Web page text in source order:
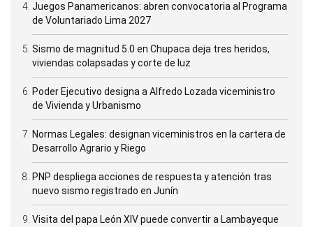
Juegos Panamericanos: abren convocatoria al Programa
de Voluntariado Lima 2027
Sismo de magnitud 5.0 en Chupaca deja tres heridos,
viviendas colapsadas y corte de luz
Poder Ejecutivo designa a Alfredo Lozada viceministro
de Vivienda y Urbanismo
Normas Legales: designan viceministros en la cartera de
Desarrollo Agrario y Riego
PNP despliega acciones de respuesta y atención tras
nuevo sismo registrado en Junín
Visita del papa León XIV puede convertir a Lambayeque